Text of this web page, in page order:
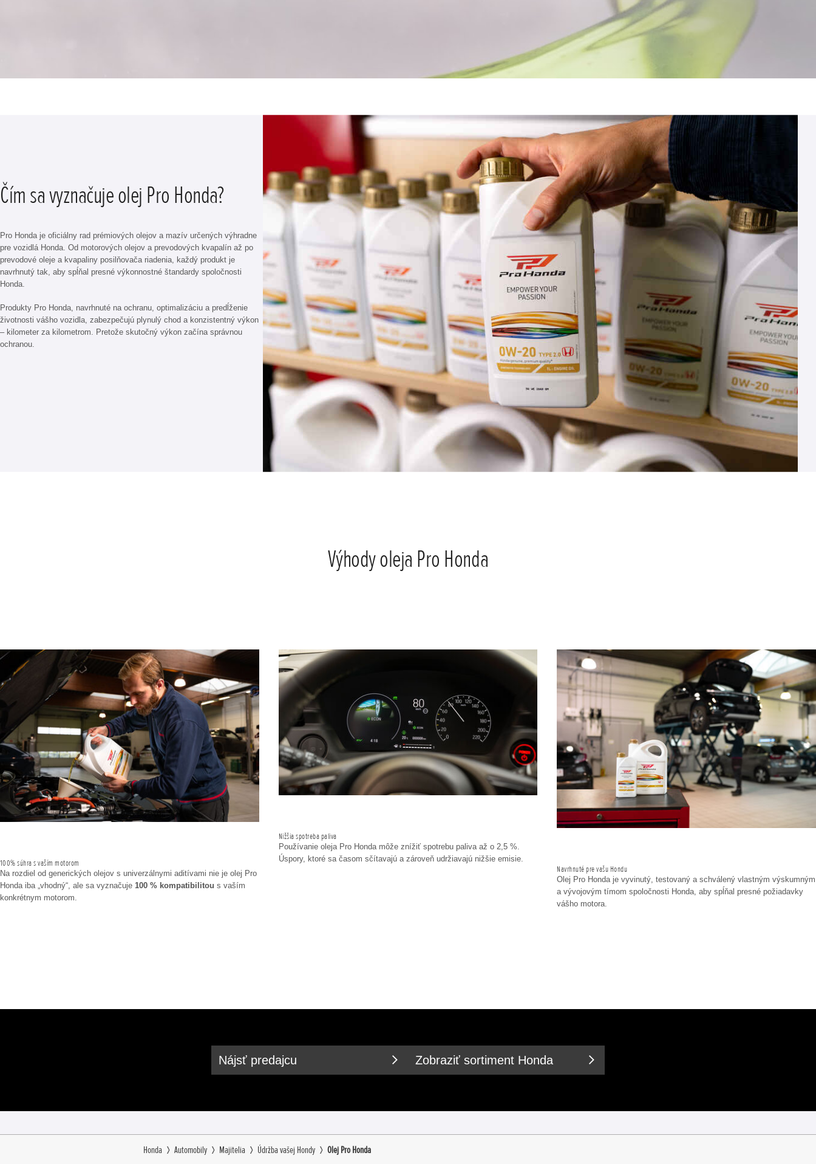
Čím sa vyznačuje olej Pro Honda?
Pro Honda je oficiálny rad prémiových olejov a mazív určených výhradne
pre vozidlá Honda. Od motorových olejov a prevodových kvapalín až po
prevodové oleje a kvapaliny posilňovača riadenia, každý produkt je
navrhnutý tak, aby spĺňal presné výkonnostné štandardy spoločnosti
Honda.
Produkty Pro Honda, navrhnuté na ochranu, optimalizáciu a predĺženie
životnosti vášho vozidla, zabezpečujú plynulý chod a konzistentný výkon
– kilometer za kilometrom. Pretože skutočný výkon začína správnou
ochranou.
Výhody oleja Pro Honda
100% súhra s vaším motorom
Na rozdiel od generických olejov s univerzálnymi aditívami nie je olej Pro
Honda iba „vhodný“, ale sa vyznačuje 100 % kompatibilitou s vaším
konkrétnym motorom.
Nižšia spotreba paliva
Používanie oleja Pro Honda môže znížiť spotrebu paliva až o 2,5 %.
Úspory, ktoré sa časom sčítavajú a zároveň udržiavajú nižšie emisie.
Navrhnuté pre vašu Hondu
Olej Pro Honda je vyvinutý, testovaný a schválený vlastným výskumným
a vývojovým tímom spoločnosti Honda, aby spĺňal presné požiadavky
vášho motora.
Nájsť predajcu Zobraziť sortiment Honda
Honda Automobily Majitelia Údržba vašej Hondy Olej Pro Honda